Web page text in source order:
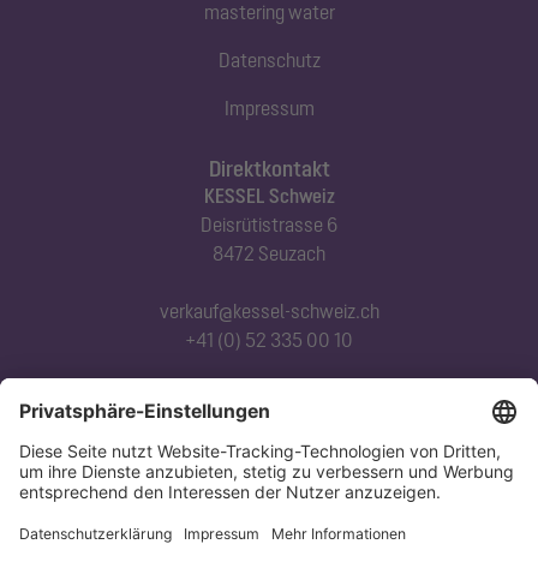
Direktkontakt
KESSEL Schweiz
Deisrütistrasse 6
8472 Seuzach
verkauf@kessel-schweiz.ch
+41 (0) 52 335 00 10
Abonnieren Sie unseren Newsletter
Jetzt anmelden
mastering water
Datenschutz
Impressum